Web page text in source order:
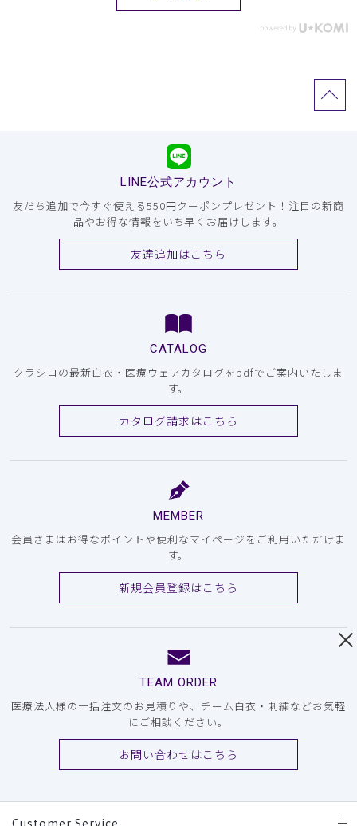
LINE公式アカウント
友だち追加で今すぐ使える550円クーポンプレゼント！注目の新商
品やお得な情報をいち早くお届けします。
友達追加はこちら
CATALOG
クラシコの最新白衣・医療ウェアカタログをpdfでご案内いたしま
す。
カタログ請求はこちら
MEMBER
会員さまはお得なポイントや便利なマイページをご利用いただけま
す。
新規会員登録はこちら
TEAM ORDER
医療法人様の一括注文のお見積りや、チーム白衣・刺繍などお気軽
にご相談ください。
お問い合わせはこちら
Customer Service